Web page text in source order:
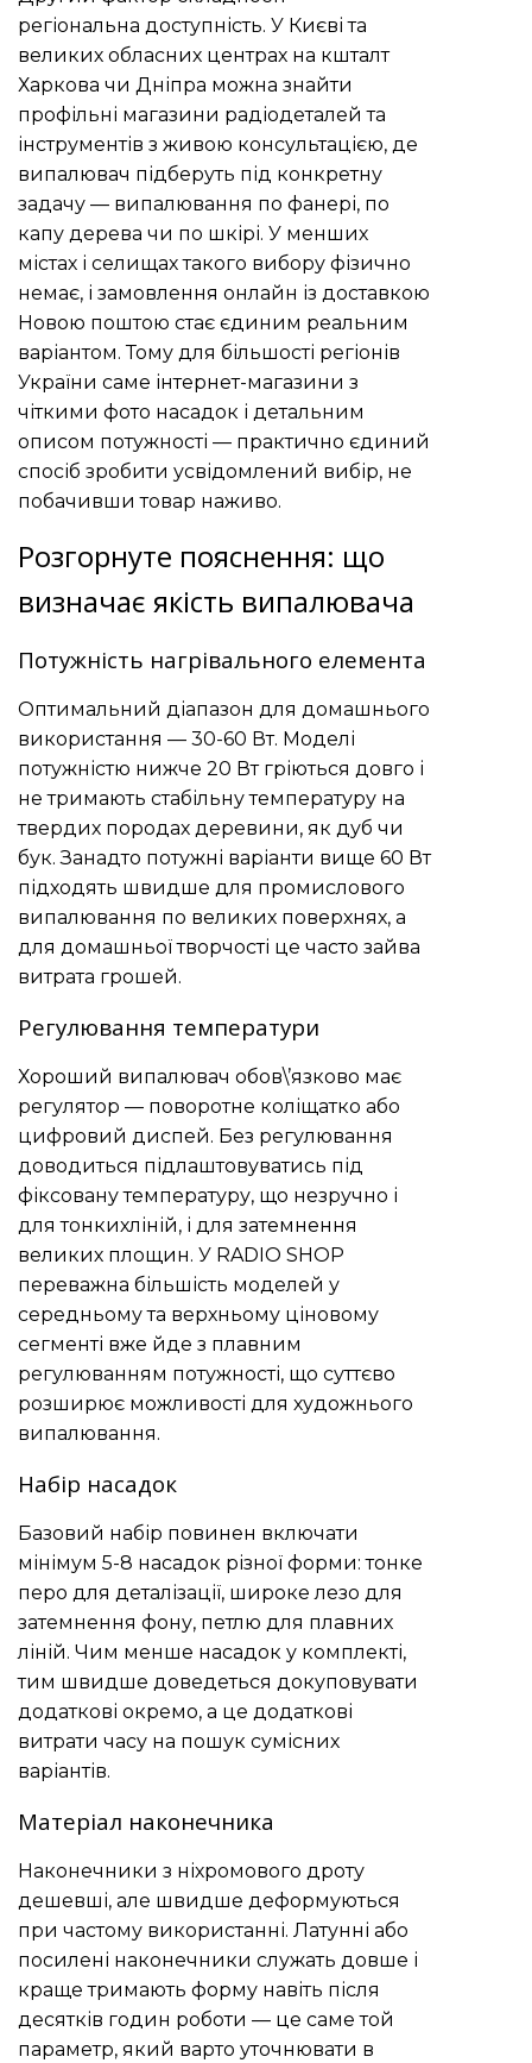
регіональна доступність. У Києві та
великих обласних центрах на кшталт
Харкова чи Дніпра можна знайти
профільні магазини радіодеталей та
інструментів з живою консультацією, де
випалювач підберуть під конкретну
задачу — випалювання по фанері, по
капу дерева чи по шкірі. У менших
містах і селищах такого вибору фізично
немає, і замовлення онлайн із доставкою
Новою поштою стає єдиним реальним
варіантом. Тому для більшості регіонів
України саме інтернет-магазини з
чіткими фото насадок і детальним
описом потужності — практично єдиний
спосіб зробити усвідомлений вибір, не
побачивши товар наживо.
Розгорнуте пояснення: що
визначає якість випалювача
Потужність нагрівального елемента
Оптимальний діапазон для домашнього
використання — 30-60 Вт. Моделі
потужністю нижче 20 Вт гріються довго і
не тримають стабільну температуру на
твердих породах деревини, як дуб чи
бук. Занадто потужні варіанти вище 60 Вт
підходять швидше для промислового
випалювання по великих поверхнях, а
для домашньої творчості це часто зайва
витрата грошей.
Регулювання температури
Хороший випалювач обов\’язково має
регулятор — поворотне коліщатко або
цифровий диспей. Без регулювання
доводиться підлаштовуватись під
фіксовану температуру, що незручно і
для тонкихліній, і для затемнення
великих площин. У RADIO SHOP
переважна більшість моделей у
середньому та верхньому ціновому
сегменті вже йде з плавним
регулюванням потужності, що суттєво
розширює можливості для художнього
випалювання.
Набір насадок
Базовий набір повинен включати
мінімум 5-8 насадок різної форми: тонке
перо для деталізації, широке лезо для
затемнення фону, петлю для плавних
ліній. Чим менше насадок у комплекті,
тим швидше доведеться докуповувати
додаткові окремо, а це додаткові
витрати часу на пошук сумісних
варіантів.
Матеріал наконечника
Наконечники з ніхромового дроту
дешевші, але швидше деформуються
при частому використанні. Латунні або
посилені наконечники служать довше і
краще тримають форму навіть після
десятків годин роботи — це саме той
параметр, який варто уточнювати в